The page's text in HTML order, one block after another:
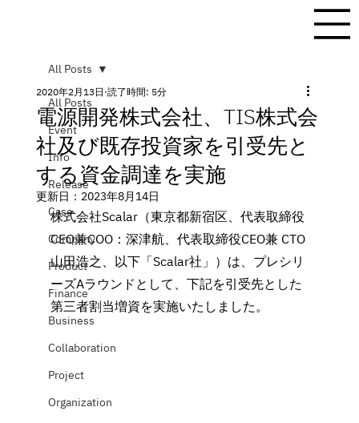
All Posts
Event
Info
Release
Case
Company
Product
Finance
Business
Collaboration
Project
Organization
All Posts
電源開発株式会社、TIS株式会
社及び既存投資家を引受先と
する資金調達を実施
2020年2月13日 読了時間: 5分
更新日： 2023年8月14日
株式会社Scalar（東京都新宿区、代表取締役
CEO兼COO：深津航、代表取締役CEO兼 CTO
山田浩之、以下「Scalar社」）は、プレシリ
ーズAラウンドとして、下記を引受先とした
第三者割当増資を実施いたしました。